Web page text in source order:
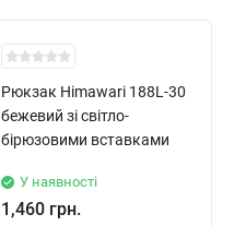
Рюкзак Himawari 188L-30
бежевий зі світло-
бірюзовими вставками
У наявності
1,460 грн.